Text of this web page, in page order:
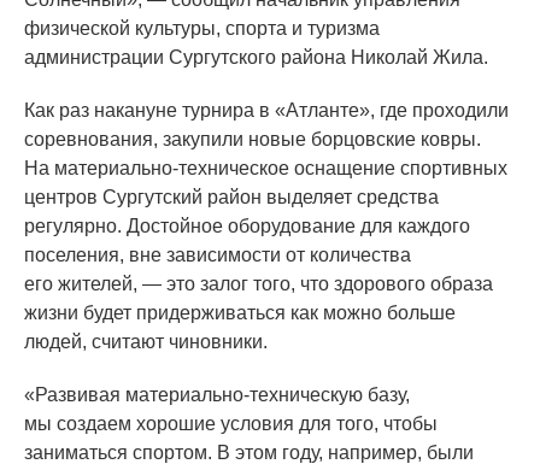
физической культуры, спорта и туризма
администрации Сургутского района Николай Жила.
Как раз накануне турнира в «Атланте», где проходили
соревнования, закупили новые борцовские ковры.
На материально-техническое оснащение спортивных
центров Сургутский район выделяет средства
регулярно. Достойное оборудование для каждого
поселения, вне зависимости от количества
его жителей, — это залог того, что здорового образа
жизни будет придерживаться как можно больше
людей, считают чиновники.
«Развивая материально-техническую базу,
мы создаем хорошие условия для того, чтобы
заниматься спортом. В этом году, например, были